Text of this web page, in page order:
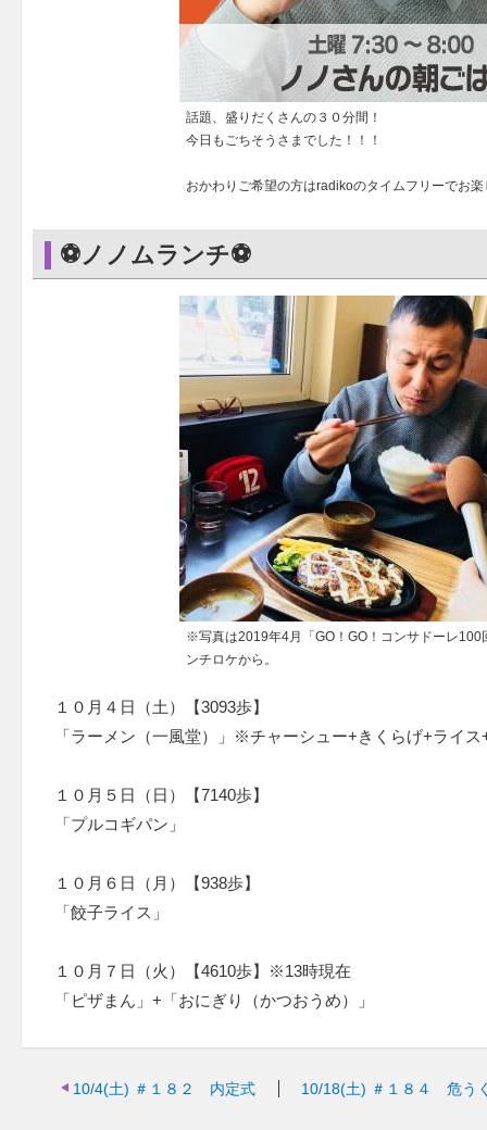
話題、盛りだくさんの３０分間！
今日もごちそうさまでした！！！
おかわりご希望の方はradikoのタイムフリーでお
⚽ノノムランチ⚽
※写真は2019年4月「GO！GO！コンサドーレ100
ンチロケから。
１０月４日（土）【3093歩】
「ラーメン（一風堂）」※チャーシュー+きくらげ+ライス
１０月５日（日）【7140歩】
「プルコギパン」
１０月６日（月）【938歩】
「餃子ライス」
１０月７日（火）【4610歩】※13時現在
「ピザまん」+「おにぎり（かつおうめ）」
10/4(土) ＃１８２ 内定式 10/18(土) ＃１８４ 危う